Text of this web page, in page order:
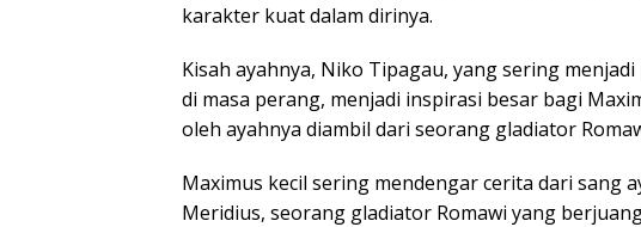
karakter kuat dalam dirinya.
Kisah ayahnya, Niko Tipagau, yang sering
di masa perang, menjadi inspirasi besar bagi
oleh ayahnya diambil dari seorang gladiator
Maximus kecil sering mendengar cerita dari sang
Meridius, seorang gladiator Romawi yang